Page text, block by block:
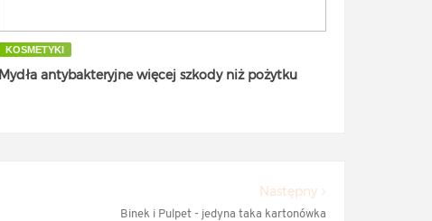
KOSMETYKI
Mydła antybakteryjne więcej szkody niż pożytku
Następny
Binek i Pulpet - jedyna taka kartonówka